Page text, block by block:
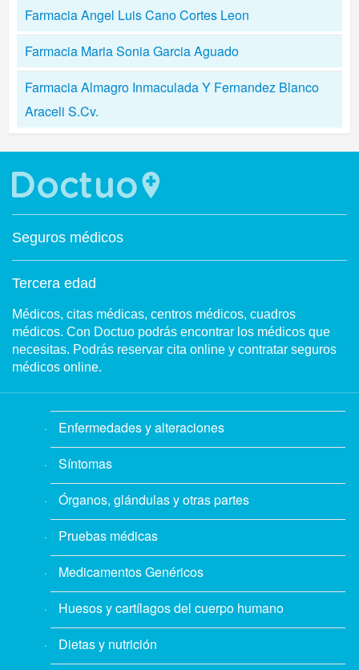
Farmacia Angel Luis Cano Cortes Leon
Farmacia Maria Sonia Garcia Aguado
Farmacia Almagro Inmaculada Y Fernandez Blanco
Araceli S.Cv.
Seguros médicos
Tercera edad
Médicos, citas médicas, centros médicos, cuadros
médicos. Con Doctuo podrás encontrar los médicos que
necesitas. Podrás reservar cita online y contratar seguros
médicos online.
Enfermedades y alteraciones
Síntomas
Órganos, glándulas y otras partes
Pruebas médicas
Medicamentos Genéricos
Huesos y cartílagos del cuerpo humano
Dietas y nutrición